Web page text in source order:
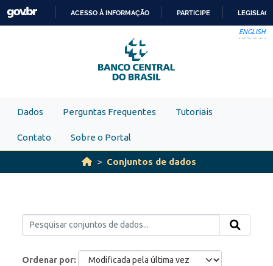
Skip to main content
PARA
O
CONTEÚDO
ACESSO À INFORMAÇÃO PARTICIPE
ENGLISH
Dados Perguntas Frequentes Tutoriais
Contato Sobre o Portal
Conjuntos de dados
Ordenar por